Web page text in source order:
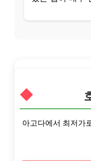
아고다에서 최저가